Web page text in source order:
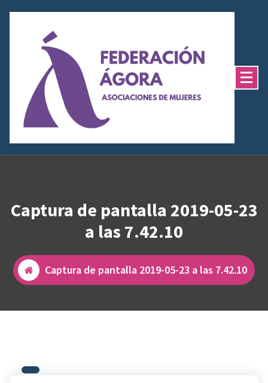
Captura de pantalla 2019-05-23
a las 7.42.10
Captura de pantalla 2019-05-23 a las 7.42.10